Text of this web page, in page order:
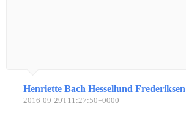
Henriette Bach Hessellund Frederiksen
2016-09-29T11:27:50+0000